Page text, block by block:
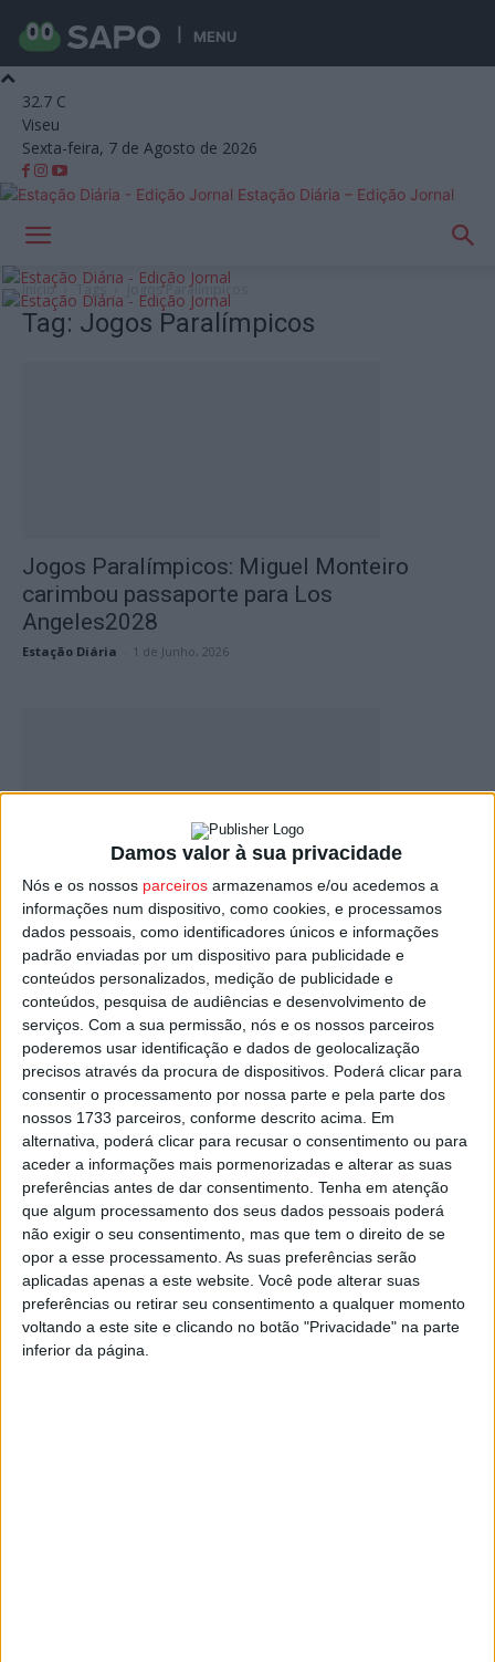
Damos valor à sua privacidade
Nós e os nossos parceiros armazenamos e/ou acedemos a
informações num dispositivo, como cookies, e processamos
dados pessoais, como identificadores únicos e informações
padrão enviadas por um dispositivo para publicidade e
conteúdos personalizados, medição de publicidade e
conteúdos, pesquisa de audiências e desenvolvimento de
serviços. Com a sua permissão, nós e os nossos parceiros
poderemos usar identificação e dados de geolocalização
precisos através da procura de dispositivos. Poderá clicar para
consentir o processamento por nossa parte e pela parte dos
nossos 1733 parceiros, conforme descrito acima. Em
alternativa, poderá clicar para recusar o consentimento ou para
aceder a informações mais pormenorizadas e alterar as suas
preferências antes de dar consentimento. Tenha em atenção
que algum processamento dos seus dados pessoais poderá
não exigir o seu consentimento, mas que tem o direito de se
opor a esse processamento. As suas preferências serão
aplicadas apenas a este website. Você pode alterar suas
preferências ou retirar seu consentimento a qualquer momento
voltando a este site e clicando no botão "Privacidade" na parte
inferior da página.
MENU
32.7 C
Viseu
Sexta-feira, 7 de Agosto de 2026
Estação Diária – Edição Jornal
Início Tags Jogos Paralímpicos
Tag: Jogos Paralímpicos
Jogos Paralímpicos: Miguel Monteiro
carimbou passaporte para Los
Angeles2028
Estação Diária 1 de Junho, 2026
Castro Daire: Marco Meneses despediu-se
de Paris com novo recorde nacional...
Estação Diária 4 de Setembro, 2024
Castro Daire: Segundo Diploma Paralímpico
para Marco Meneses
Estação Diária - 2 de Setembro, 2024